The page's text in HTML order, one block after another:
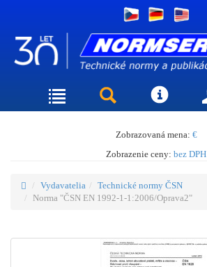
Zobrazovaná mena: €
Zobrazenie ceny: bez DPH
Vydavatelia
Technické normy ČSN
Norma "ČSN EN 1992-1-1:2006/Oprava2"